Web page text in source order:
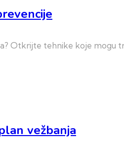
Otkrijte tehnike koje mogu
vežbanja